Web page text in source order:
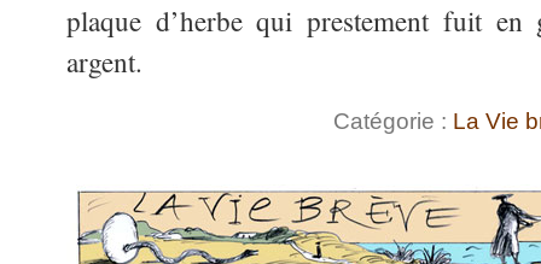
plaque d’herbe qui prestement fuit
argent.
Catégorie : La Vie